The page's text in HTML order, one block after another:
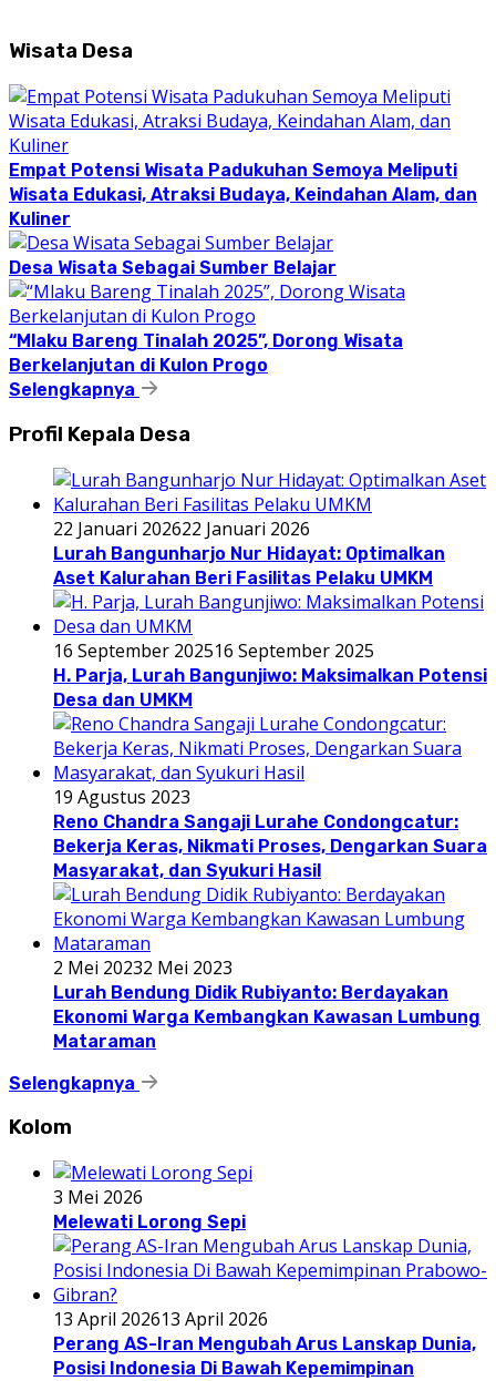
Wisata Desa
Empat Potensi Wisata Padukuhan Semoya Meliputi
Wisata Edukasi, Atraksi Budaya, Keindahan Alam, dan
Kuliner
Desa Wisata Sebagai Sumber Belajar
“Mlaku Bareng Tinalah 2025”, Dorong Wisata
Berkelanjutan di Kulon Progo
Selengkapnya
Profil Kepala Desa
22 Januari 202622 Januari 2026
Lurah Bangunharjo Nur Hidayat: Optimalkan
Aset Kalurahan Beri Fasilitas Pelaku UMKM
16 September 202516 September 2025
H. Parja, Lurah Bangunjiwo: Maksimalkan Potensi
Desa dan UMKM
19 Agustus 2023
Reno Chandra Sangaji Lurahe Condongcatur:
Bekerja Keras, Nikmati Proses, Dengarkan Suara
Masyarakat, dan Syukuri Hasil
2 Mei 20232 Mei 2023
Lurah Bendung Didik Rubiyanto: Berdayakan
Ekonomi Warga Kembangkan Kawasan Lumbung
Mataraman
Selengkapnya
Kolom
3 Mei 2026
Melewati Lorong Sepi
13 April 202613 April 2026
Perang AS-Iran Mengubah Arus Lanskap Dunia,
Posisi Indonesia Di Bawah Kepemimpinan